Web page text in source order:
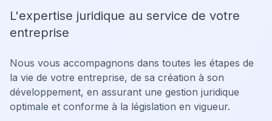
L'expertise juridique au service de votre
entreprise
Nous vous accompagnons dans toutes les étapes de
la vie de votre entreprise, de sa création à son
développement, en assurant une gestion juridique
optimale et conforme à la législation en vigueur.